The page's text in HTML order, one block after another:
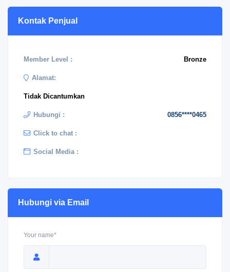
Kontak Penjual
Member Level : Bronze
Alamat:
Tidak Dicantumkan
Hubungi : 0856****0465
Click to chat :
Social Media :
Hubungi via Email
Your name*